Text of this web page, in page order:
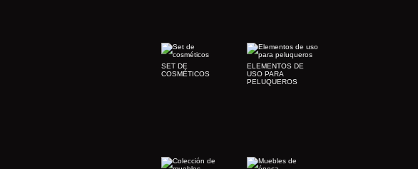
ELEMENTOS DE
USO PARA
PELUQUEROS
SET DE
COSMÉTICOS